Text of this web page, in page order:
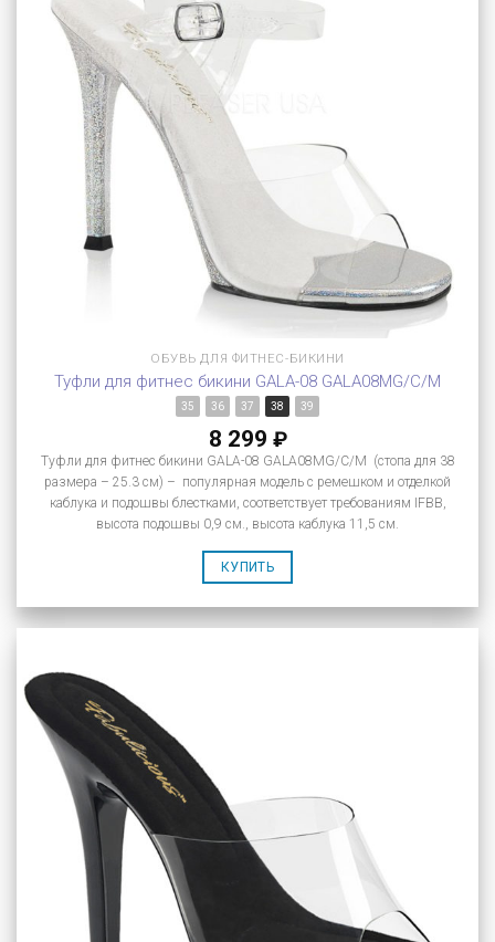
ОБУВЬ ДЛЯ ФИТНЕС-БИКИНИ
Туфли для фитнес бикини GALA-08 GALA08MG/C/M
35 36 37 38 39
8 299 ₽
Туфли для фитнес бикини GALA-08 GALA08MG/C/M (стопа для 38
размера – 25.3 см) – популярная модель с ремешком и отделкой
каблука и подошвы блестками, соответствует требованиям IFBB,
высота подошвы 0,9 см., высота каблука 11,5 см.
КУПИТЬ